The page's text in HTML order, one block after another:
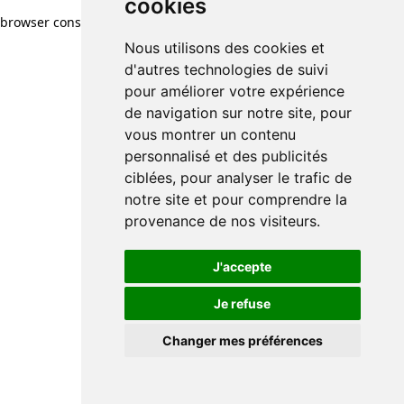
cookies
Nous utilisons des cookies et
d'autres technologies de suivi
pour améliorer votre expérience
de navigation sur notre site, pour
vous montrer un contenu
personnalisé et des publicités
ciblées, pour analyser le trafic de
notre site et pour comprendre la
provenance de nos visiteurs.
J'accepte
Je refuse
Changer mes préférences
browser console for more information)